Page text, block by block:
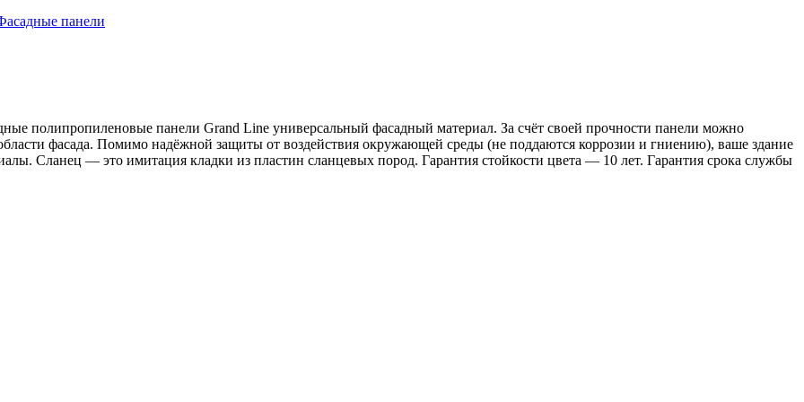
панели
полипропиленовые панели Grand Line универсальный фасадный материал. За счёт своей прочности панели можно
фасада. Помимо надёжной защиты от воздействия окружающей среды (не поддаются коррозии и гниению), ваше здание
Сланец — это имитация кладки из пластин сланцевых пород. Гарантия стойкости цвета — 10 лет. Гарантия срока службы